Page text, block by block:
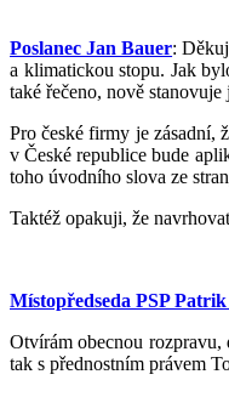
Poslanec Jan Bauer:
a klimatickou stopu. Jak
také řečeno, nově
Pro české firmy je zásadní,
v České republice bude
toho úvodního slova ze
Taktéž opakuji, že
Místopředseda PSP
Otvírám obecnou rozpravu,
tak s přednostním právem